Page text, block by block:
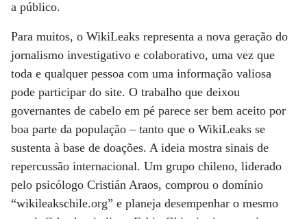
a público.
Para muitos, o WikiLeaks representa a nova geração do
jornalismo investigativo e colaborativo, uma vez que
toda e qualquer pessoa com uma informação valiosa
pode participar do site. O trabalho que deixou
governantes de cabelo em pé parece ser bem aceito por
boa parte da população – tanto que o WikiLeaks se
sustenta à base de doações. A ideia mostra sinais de
repercussão internacional. Um grupo chileno, liderado
pelo psicólogo Cristián Araos, comprou o domínio
“wikileakschile.org” e planeja desempenhar o mesmo